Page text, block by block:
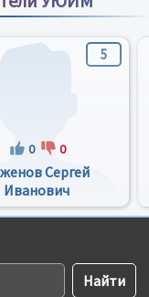
Все преподаватели
5
0 0
Сергей
Иванович